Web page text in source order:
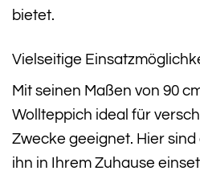
bietet.
Vielseitige
Mit seinen Maßen von 90
Wollteppich ideal für
Zwecke geeignet. Hier sind
ihn in Ihrem Zuhause